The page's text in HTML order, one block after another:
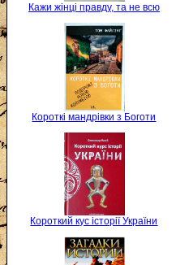
Кажи жінці правду, та не всю
Короткі мандрівки з Боготи
Короткий кус історії України